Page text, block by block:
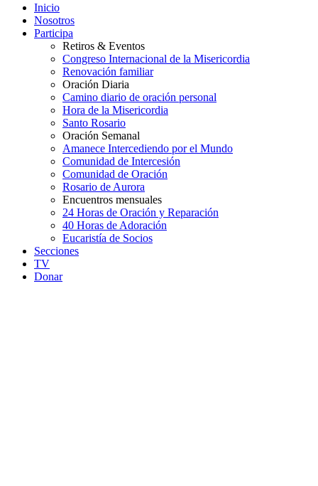
Inicio
Nosotros
Participa
Retiros & Eventos
Congreso Internacional de la Misericordia
Renovación familiar
Oración Diaria
Camino diario de oración personal
Hora de la Misericordia
Santo Rosario
Oración Semanal
Amanece Intercediendo por el Mundo
Comunidad de Intercesión
Comunidad de Oración
Rosario de Aurora
Encuentros mensuales
24 Horas de Oración y Reparación
40 Horas de Adoración
Eucaristía de Socios
Secciones
TV
Donar